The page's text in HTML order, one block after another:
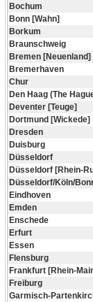
Bochum
Bonn [Wahn]
Borkum
Braunschweig
Bremen [Neuenland]
Bremerhaven
Chur
Den Haag (The
Deventer [Teuge]
Dortmund [Wickede]
Dresden
Duisburg
Düsseldorf
Düsseldorf [Rhein-
Düsseldorf/Köln/
Eindhoven
Emden
Enschede
Erfurt
Essen
Flensburg
Frankfurt [Rhein-
Freiburg
Garmisch-